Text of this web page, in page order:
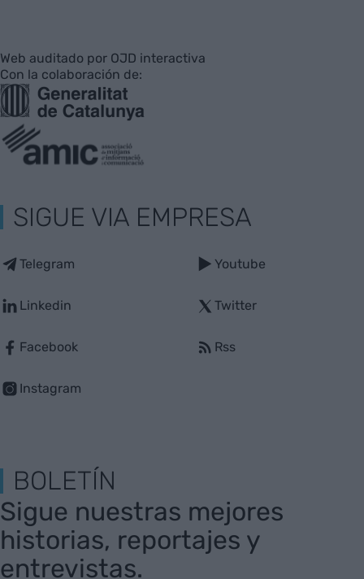
Web auditado por OJD interactiva
Con la colaboración de:
SIGUE VIA EMPRESA
Telegram
Linkedin
Facebook
Instagram
Youtube
Twitter
Rss
BOLETÍN
Sigue nuestras mejores
historias, reportajes y
entrevistas.